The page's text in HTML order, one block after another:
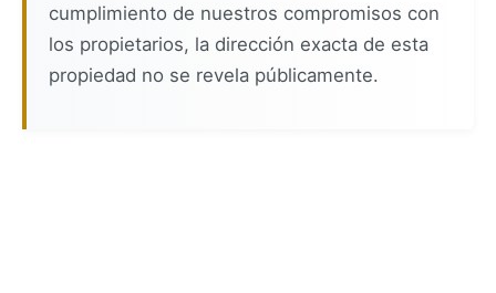
cumplimiento de nuestros compromisos con
los propietarios, la dirección exacta de esta
propiedad no se revela públicamente.